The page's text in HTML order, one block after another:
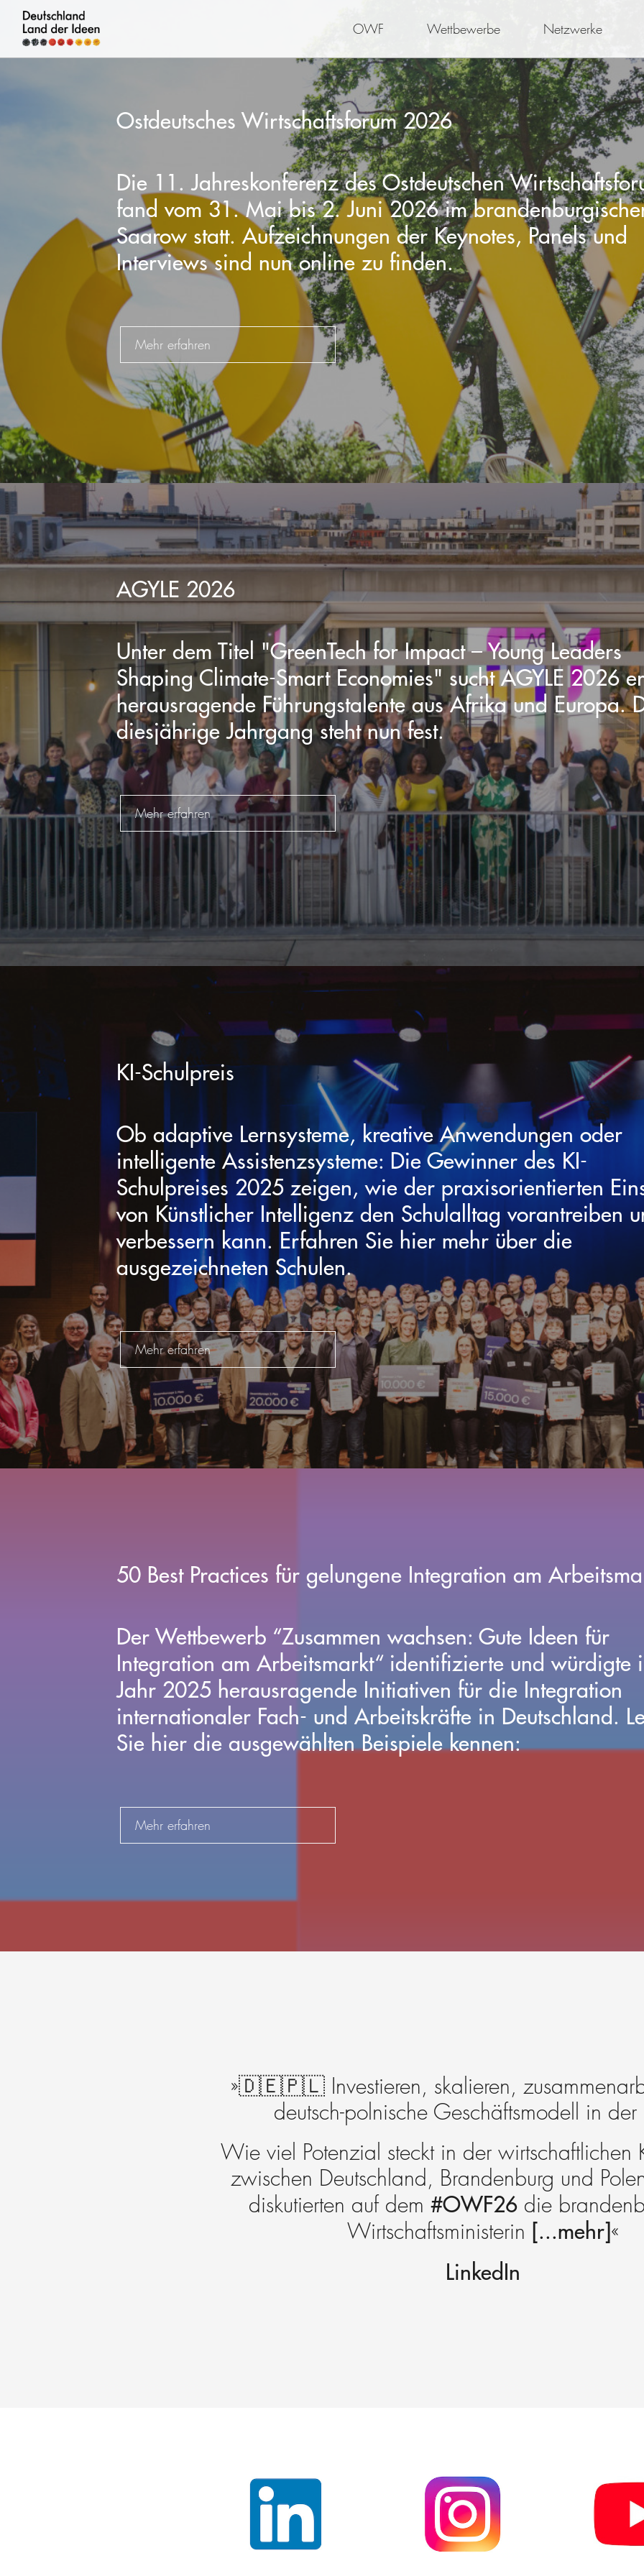
Deutschland
–
Deutschland
Land
der
OWF Wettbewerbe Netzwerke
Ostdeutsches Wirtschaftsforum 2026
Die 11. Jahreskonferenz des Ostdeutschen
fand vom 31. Mai bis 2. Juni 2026 im
Saarow statt. Aufzeichnungen der Keynotes, Panels und
Interviews sind nun online zu finden.
Mehr erfahren
AGYLE 2026
Unter dem Titel "GreenTech for Impact – Young Leaders
Shaping Climate-Smart Economies" sucht AGYLE 2026
herausragende Führungstalente aus Afrika und Europa.
diesjährige Jahrgang steht nun fest.
Mehr erfahren
KI-Schulpreis
Ob adaptive Lernsysteme, kreative Anwendungen oder
intelligente Assistenzsysteme: Die Gewinner des KI-
Schulpreises 2025 zeigen, wie der praxisorientierten
von Künstlicher Intelligenz den Schulalltag vorantreiben
verbessern kann. Erfahren Sie hier mehr über die
ausgezeichneten Schulen.
Mehr erfahren
50 Best Practices für gelungene Integration am
Der Wettbewerb “Zusammen wachsen: Gute Ideen für
Integration am Arbeitsmarkt“ identifizierte und würdigte
Jahr 2025 herausragende Initiativen für die Integration
internationaler Fach- und Arbeitskräfte in Deutschland.
Sie hier die ausgewählten Beispiele kennen:
Mehr erfahren
»🇩🇪🇵🇱 Investieren, skalieren,
deutsch-polnische Geschäftsmodell in der
Wie viel Potenzial steckt in der wirtschaftlichen
zwischen Deutschland, Brandenburg und
diskutierten auf dem #OWF26 die
Wirtschaftsministerin [...mehr]«
LinkedIn